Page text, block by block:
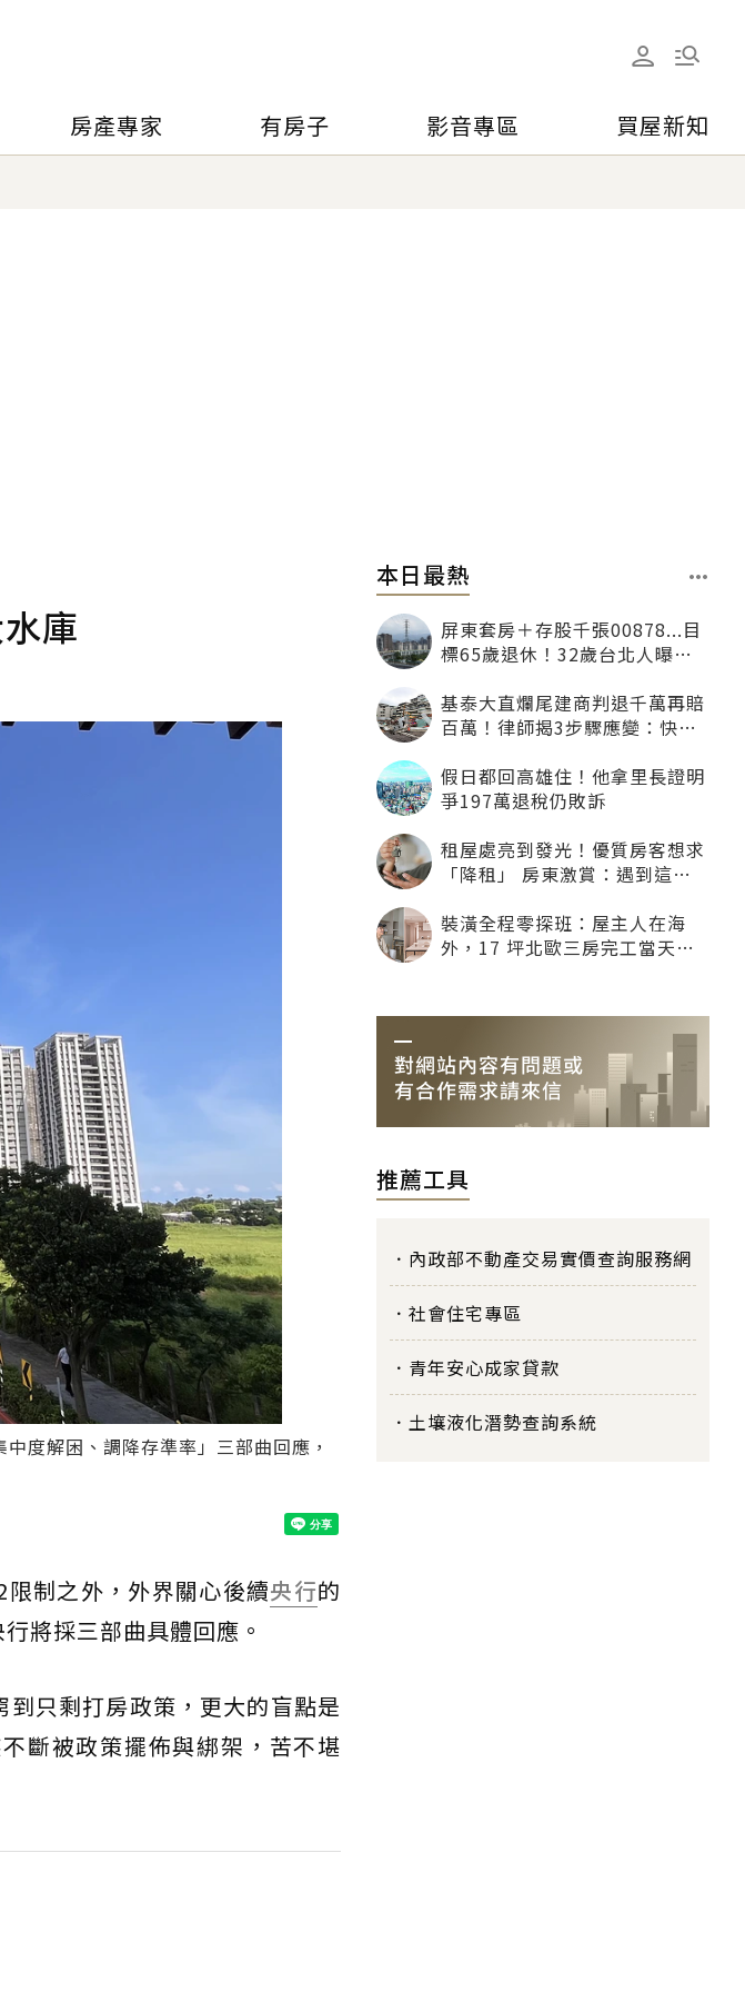
房產專家 有房子 影音專區 買屋新知
庫
度解困、調降存準率」三部曲回應，
制之外，外界關心後續央行的
將採三部曲具體回應。
只剩打房政策，更大的盲點是
斷被政策擺佈與綁架，苦不堪
本日最熱
屏東套房＋存股千張00878...目
標65歲退休！32歲台北人曝：
基泰大直爛尾建商判退千萬再賠
百萬！律師揭3步驟應變：快通
假日都回高雄住！他拿里長證明
爭197萬退稅仍敗訴
租屋處亮到發光！優質房客想求
「降租」 房東激賞：遇到這種
裝潢全程零探班：屋主人在海
外，17 坪北歐三房完工當天才
推薦工具
內政部不動產交易實價查詢服務網
社會住宅專區
青年安心成家貸款
土壤液化潛勢查詢系統